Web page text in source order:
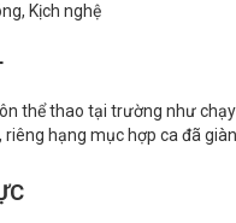
Kịch nghệ
thể thao tại trường như
hạng mục hợp ca đã